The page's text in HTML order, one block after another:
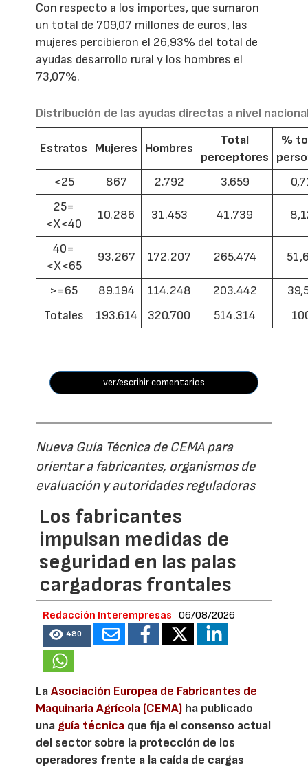
Con respecto a los importes, que sumaron
un total de 709,07 millones de euros, las
mujeres percibieron el 26,93% del total de
ayudas desarrollo rural y los hombres el
73,07%.
Distribución de las ayudas directas a nivel
Estratos Mujeres Hombres
Total
perceptores
%
<25
867 2.792 3.659
25=
<X<40
10.286 31.453 41.739
40=
<X<65
93.267 172.207 265.474
>=65 89.194 114.248 203.442
Totales
193.614 320.700 514.314
ver/escribir comentarios
Nueva Guía Técnica de CEMA para
orientar a fabricantes, organismos de
evaluación y autoridades reguladoras
Los fabricantes
impulsan medidas de
seguridad en las palas
cargadoras frontales
Redacción Interempresas 06/08/2026
480
LaAsociación Europea de Fabricantes de
Maquinaria Agrícola (CEMA) ha publicado
una guía técnica que fija el consenso actual
del sector sobre la protección de los
operadores frente a la caída de cargas